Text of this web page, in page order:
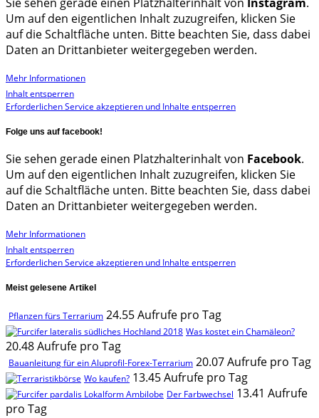
Um auf den eigentlichen Inhalt zuzugreifen, klicken Sie
auf die Schaltfläche unten. Bitte beachten Sie, dass dabei
Daten an Drittanbieter weitergegeben werden.
Mehr Informationen
Inhalt entsperren
Erforderlichen Service akzeptieren und Inhalte entsperren
Folge uns auf facebook!
Sie sehen gerade einen Platzhalterinhalt von Facebook.
Um auf den eigentlichen Inhalt zuzugreifen, klicken Sie
auf die Schaltfläche unten. Bitte beachten Sie, dass dabei
Daten an Drittanbieter weitergegeben werden.
Mehr Informationen
Inhalt entsperren
Erforderlichen Service akzeptieren und Inhalte entsperren
Meist gelesene Artikel
Pflanzen fürs Terrarium 24.55 Aufrufe pro Tag
Was kostet ein Chamäleon?
20.48 Aufrufe pro Tag
Bauanleitung für ein Aluprofil-Forex-Terrarium 20.07 Aufrufe pro Tag
Wo kaufen? 13.45 Aufrufe pro Tag
Der Farbwechsel 13.41 Aufrufe
pro Tag